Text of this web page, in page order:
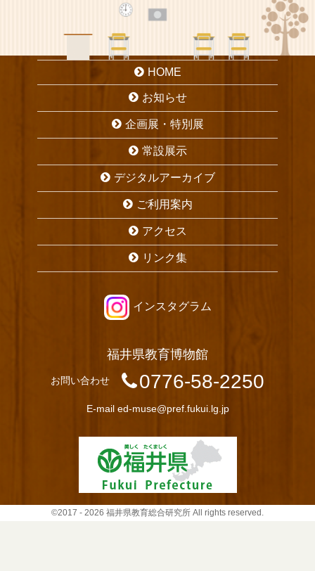
HOME
お知らせ
企画展・特別展
常設展示
デジタルアーカイブ
ご利用案内
アクセス
リンク集
インスタグラム
福井県教育博物館
お問い合わせ 0776-58-2250
E-mail ed-muse@pref.fukui.lg.jp
©2017 - 2026 福井県教育総合研究所 All rights reserved.